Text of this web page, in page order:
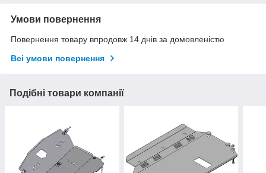
Умови повернення
Повернення товару впродовж 14 днів за домовленістю
Всі умови повернення
Подібні товари компанії